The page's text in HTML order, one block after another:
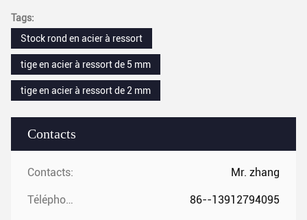
Contacts
Contacts: Mr. zhang
Téléphone :: 86--13912794095
Tags:
Stock rond en acier à ressort
tige en acier à ressort de 5 mm
tige en acier à ressort de 2 mm